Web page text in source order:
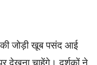
की जोड़ी खूब पसंद आई
देखना चाहेंगे। दर्शकों ने